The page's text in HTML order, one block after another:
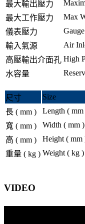
最大輸出壓力
最大工作壓力
Max
儀表壓力
輸入氣源
Air
高壓輸出介面孔 High
水容量
尺寸
Size
長 ( mm )
Length ( mm
寬 ( mm )
Width ( mm )
高 ( mm )
Height ( mm
重量 ( kg ) Weight ( kg )
VIDEO